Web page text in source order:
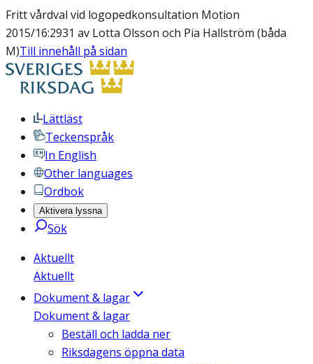
Fritt vårdval vid logopedkonsultation Motion
2015/16:2931 av Lotta Olsson och Pia Hallström (båda
M)Till innehåll på sidan
Lättläst
Teckenspråk
In English
Other languages
Ordbok
Aktivera lyssna
Sök
Aktuellt
Aktuellt
Dokument & lagar
Dokument & lagar
Beställ och ladda ner
Riksdagens öppna data